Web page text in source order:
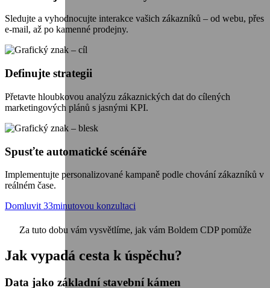
Sledujte a vyhodnocujte interakce vašich zákazníků – od webu, přes
e-mail, až po kamenné prodejny.
Definujte strategii
Přetavte hloubkovou analýzu zákaznických dat do cílených
marketingových plánů s jasnými KPI.
Spusťte automatické scénáře
Implementujte personalizované kampaně podle chování zákazníků v
reálném čase.
Domluvit 33minutovou konzultaci
Za tuto dobu vám vysvětlíme, jak vám Boldem CDPpomůže
Jak vypadá cesta k úspěchu?
Data jako základní stavební kámen